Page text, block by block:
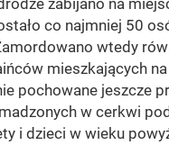
zabijano na
co najmniej 50
wtedy
mieszkających na
pochowane jeszcze
w cerkwi
i dzieci w wieku